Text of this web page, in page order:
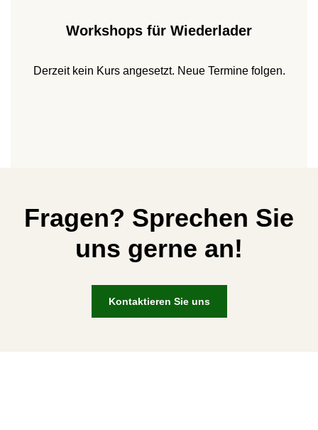
Workshops für Wiederlader
Derzeit kein Kurs angesetzt. Neue Termine folgen.
Fragen? Sprechen Sie
uns gerne an!
Kontaktieren Sie uns